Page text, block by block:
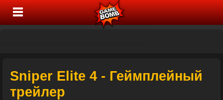
Sniper Elite 4 - Геймплейный
трейлер